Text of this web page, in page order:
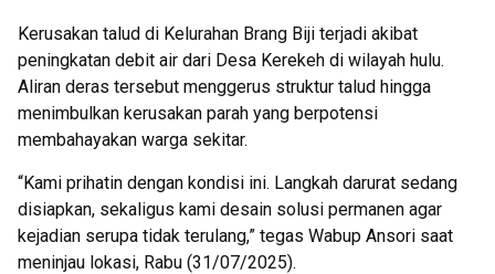
Kerusakan talud di Kelurahan Brang Biji terjadi akibat
peningkatan debit air dari Desa Kerekeh di wilayah hulu.
Aliran deras tersebut menggerus struktur talud hingga
menimbulkan kerusakan parah yang berpotensi
membahayakan warga sekitar.
“Kami prihatin dengan kondisi ini. Langkah darurat sedang
disiapkan, sekaligus kami desain solusi permanen agar
kejadian serupa tidak terulang,” tegas Wabup Ansori saat
meninjau lokasi, Rabu (31/07/2025).